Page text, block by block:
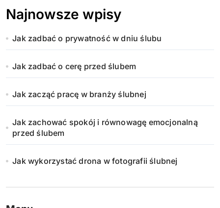
Najnowsze wpisy
Jak zadbać o prywatność w dniu ślubu
Jak zadbać o cerę przed ślubem
Jak zacząć pracę w branży ślubnej
Jak zachować spokój i równowagę emocjonalną
przed ślubem
Jak wykorzystać drona w fotografii ślubnej